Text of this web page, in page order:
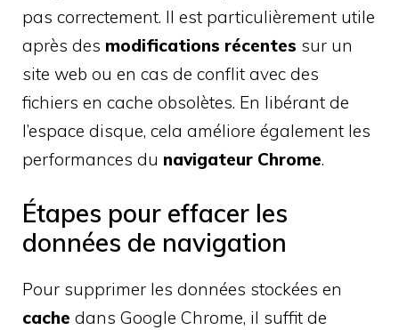
pas correctement. Il est particulièrement utile
après des modifications récentes sur un
site web ou en cas de conflit avec des
fichiers en cache obsolètes. En libérant de
l’espace disque, cela améliore également les
performances du navigateur Chrome.
Étapes pour effacer les
données de navigation
Pour supprimer les données stockées en
cache dans Google Chrome, il suffit de